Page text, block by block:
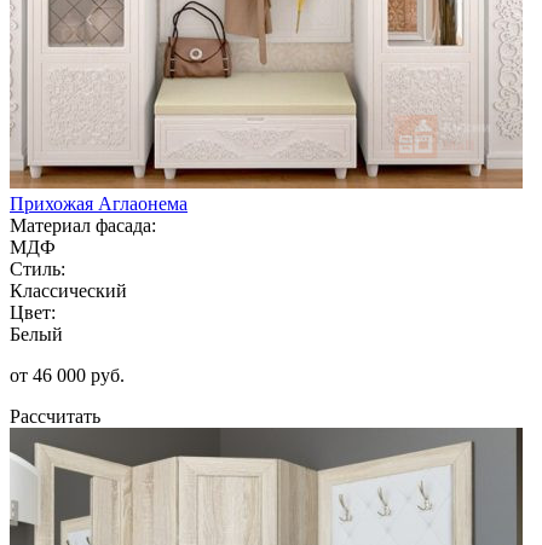
Прихожая Аглаонема
Материал фасада:
МДФ
Стиль:
Классический
Цвет:
Белый
от 46 000 руб.
Рассчитать